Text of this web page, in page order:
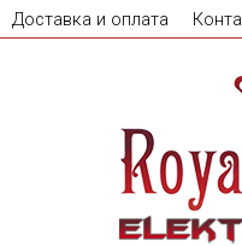
Доставка и оплата